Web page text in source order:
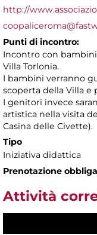
http://
Punti di incontro:
Incontro con
Villa Torlonia.
I bambini verranno
scoperta della Villa e
I genitori invece
artistica nella visita
Casina delle Civette).
Tipo
Iniziativa didattica
Prenotazione
Attività